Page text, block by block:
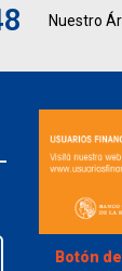
Nuestro
Botón